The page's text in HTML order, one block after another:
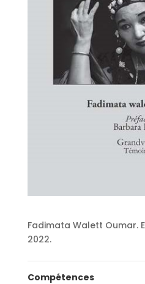
Fadimata Walett Oumar.
2022.
Compétences